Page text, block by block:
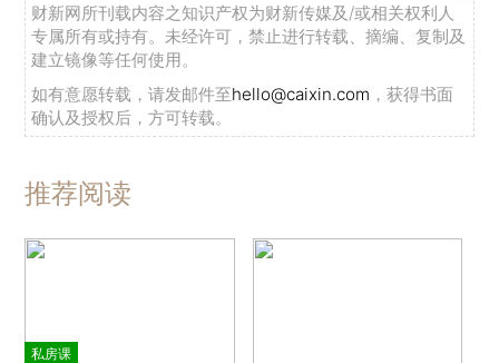
财新网所刊载内容之知识产权为财新传媒及/或相关权利人
专属所有或持有。未经许可，禁止进行转载、摘编、复制及
建立镜像等任何使用。
如有意愿转载，请发邮件至hello@caixin.com ，获得书面
确认及授权后，方可转载。
推荐阅读
私房课